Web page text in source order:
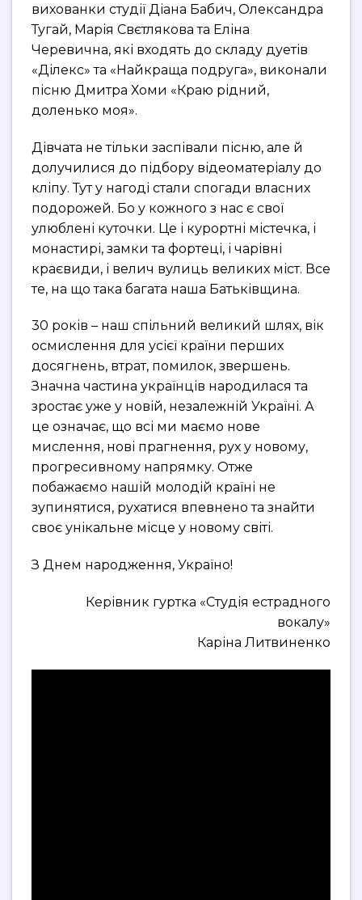
вихованки студії Діана Бабич, Олександра
Тугай, Марія Свєтлякова та Еліна
Черевична, які входять до складу дуетів
«Ділекс» та «Найкраща подруга», виконали
пісню Дмитра Хоми «Краю рідний,
доленько моя».
Дівчата не тільки заспівали пісню, але й
долучилися до підбору відеоматеріалу до
кліпу. Тут у нагоді стали спогади власних
подорожей. Бо у кожного з нас є свої
улюблені куточки. Це і курортні містечка, і
монастирі, замки та фортеці, і чарівні
краєвиди, і велич вулиць великих міст. Все
те, на що така багата наша Батьківщина.
30 років – наш спільний великий шлях, вік
осмислення для усієї країни перших
досягнень, втрат, помилок, звершень.
Значна частина українців народилася та
зростає уже у новій, незалежній Україні. А
це означає, що всі ми маємо нове
мислення, нові прагнення, рух у новому,
прогресивному напрямку. Отже
побажаємо нашій молодій країні не
зупинятися, рухатися впевнено та знайти
своє унікальне місце у новому світі.
З Днем народження, Україно!
Керівник гуртка «Студія естрадного
вокалу»
Каріна Литвиненко